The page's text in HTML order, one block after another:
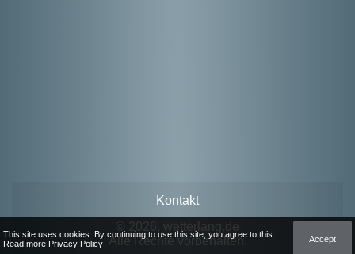
Kontakt
© 2026, wetterlang.de
Alle Rechte vorbehalten.
This site uses cookies. By continuing to use this site, you agree to this.
Read more Privacy Policy Accept